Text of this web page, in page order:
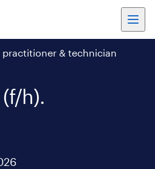
practitioner & technician
h).